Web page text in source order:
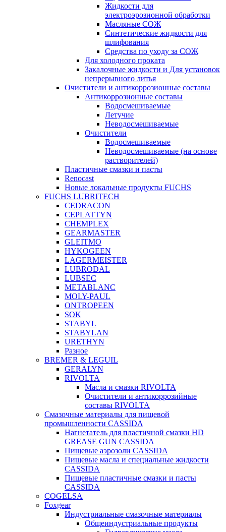
Жидкости для
электроэрозионной обработки
Масляные СОЖ
Синтетические жидкости для
шлифования
Средства по уходу за СОЖ
Для холодного проката
Закалочные жидкости и Для установок
непрерывного литья
Очистители и антикоррозионные составы
Антикоррозионные составы
Водосмешиваемые
Летучие
Неводосмешиваемые
Очистители
Водосмешиваемые
Неводосмешиваемые (на основе
растворителей)
Пластичные смазки и пасты
Renocast
Новые локальные продукты FUCHS
FUCHS LUBRITECH
CEDRACON
CEPLATTYN
CHEMPLEX
GEARMASTER
GLEITMO
HYKOGEEN
LAGERMEISTER
LUBRODAL
LUBSEC
METABLANC
MOLY-PAUL
ONTROPEEN
SOK
STABYL
STABYLAN
URETHYN
Разное
BREMER & LEGUIL
GERALYN
RIVOLTA
Масла и смазки RIVOLTA
Очистители и антикоррозийные
составы RIVOLTA
Смазочные материалы для пищевой
промышленности CASSIDA
Нагнетатель для пластичной смазки HD
GREASE GUN CASSIDA
Пищевые аэрозоли CASSIDA
Пищевые масла и специальные жидкости
CASSIDA
Пищевые пластичные смазки и пасты
CASSIDA
COGELSA
Foxgear
Индустриальные смазочные материалы
Общеиндустриальные продукты